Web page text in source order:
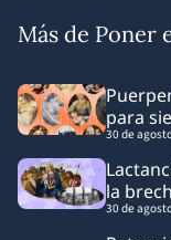
Más de Poner
para
30 de
la
30 de